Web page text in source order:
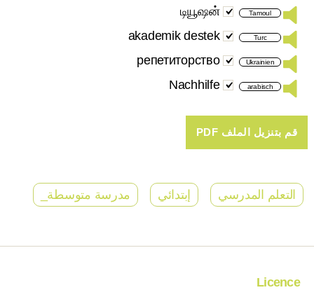
Tamoul
டியூஷன்
Turc
akademik destek
Ukrainien
репетиторствo
arabisch
Nachhilfe
التعلم المدرسي إبتدائي مدرسة متوسطة_
Licence